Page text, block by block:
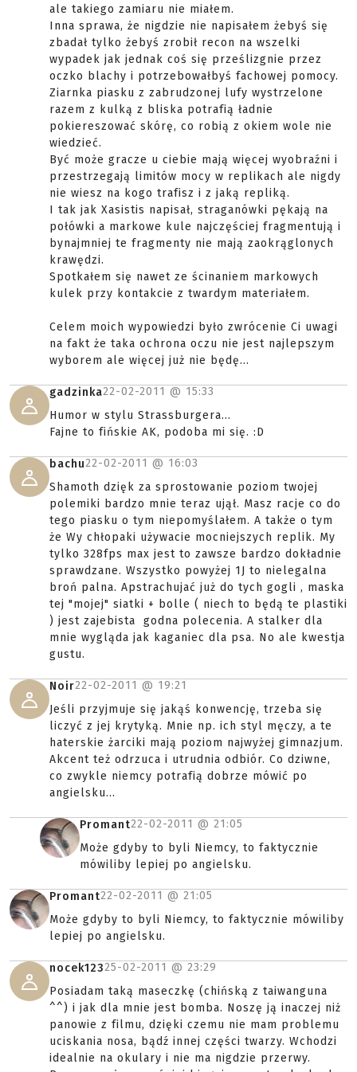
ale takiego zamiaru nie miałem.
Inna sprawa, że nigdzie nie napisałem żebyś się
zbadał tylko żebyś zrobił recon na wszelki
wypadek jak jednak coś się prześlizgnie przez
oczko blachy i potrzebowałbyś fachowej pomocy.
Ziarnka piasku z zabrudzonej lufy wystrzelone
razem z kulką z bliska potrafią ładnie
pokiereszować skórę, co robią z okiem wole nie
wiedzieć.
Być może gracze u ciebie mają więcej wyobraźni i
przestrzegają limitów mocy w replikach ale nigdy
nie wiesz na kogo trafisz i z jaką repliką.
I tak jak Xasistis napisał, straganówki pękają na
połówki a markowe kule najczęściej fragmentują i
bynajmniej te fragmenty nie mają zaokrąglonych
krawędzi.
Spotkałem się nawet ze ścinaniem markowych
kulek przy kontakcie z twardym materiałem.
Celem moich wypowiedzi było zwrócenie Ci uwagi
na fakt że taka ochrona oczu nie jest najlepszym
wyborem ale więcej już nie będę...
gadzinka22-02-2011 @ 15:33
Humor w stylu Strassburgera...
Fajne to fińskie AK, podoba mi się. :D
bachu22-02-2011 @ 16:03
Shamoth dzięk za sprostowanie poziom twojej
polemiki bardzo mnie teraz ujął. Masz racje co do
tego piasku o tym niepomyślałem. A także o tym
że Wy chłopaki używacie mocniejszych replik. My
tylko 328fps max jest to zawsze bardzo dokładnie
sprawdzane. Wszystko powyżej 1J to nielegalna
broń palna. Apstrachujać już do tych gogli , maska
tej "mojej" siatki + bolle ( niech to będą te plastiki
) jest zajebista godna polecenia. A stalker dla
mnie wygląda jak kaganiec dla psa. No ale kwestja
gustu.
Noir22-02-2011 @ 19:21
Jeśli przyjmuje się jakąś konwencję, trzeba się
liczyć z jej krytyką. Mnie np. ich styl męczy, a te
haterskie żarciki mają poziom najwyżej gimnazjum.
Akcent też odrzuca i utrudnia odbiór. Co dziwne,
co zwykle niemcy potrafią dobrze mówić po
angielsku...
Promant22-02-2011 @ 21:05
Może gdyby to byli Niemcy, to faktycznie
mówiliby lepiej po angielsku.
Promant22-02-2011 @ 21:05
Może gdyby to byli Niemcy, to faktycznie mówiliby
lepiej po angielsku.
nocek12325-02-2011 @ 23:29
Posiadam taką maseczkę (chińską z taiwanguna
^^) i jak dla mnie jest bomba. Noszę ją inaczej niż
panowie z filmu, dzięki czemu nie mam problemu
uciskania nosa, bądź innej części twarzy. Wchodzi
idealnie na okulary i nie ma nigdzie przerwy.